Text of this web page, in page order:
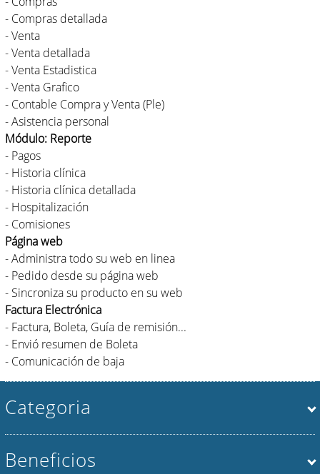
- Compras detallada
- Venta
- Venta detallada
- Venta Estadistica
- Venta Grafico
- Contable Compra y Venta (Ple)
- Asistencia personal
Módulo: Reporte
- Pagos
- Historia clínica
- Historia clínica detallada
- Hospitalización
- Comisiones
Página web
- Administra todo su web en linea
- Pedido desde su página web
- Sincroniza su producto en su web
Factura Electrónica
- Factura, Boleta, Guía de remisión...
- Envió resumen de Boleta
- Comunicación de baja
Categoria
Beneficios